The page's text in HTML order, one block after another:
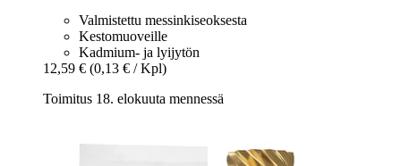
Valmistettu messinkiseoksesta
Kestomuoveille
Kadmium- ja lyijytön
12,59 € (0,13 € / Kpl)
Toimitus 18. elokuuta mennessä